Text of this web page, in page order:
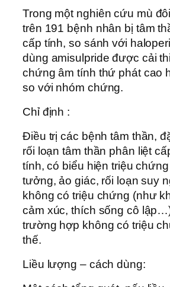
Trong một nghiên cứu mù
trên 191 bệnh nhân bị tâm
cấp tính, so sánh với
dùng amisulpride được cải
chứng âm tính thứ phát cao
so với nhóm chứng.
Chỉ định :
Ðiều trị các bệnh tâm thần,
rối loạn tâm thần phân liệt
tính, có biểu hiện triệu
tưởng, ảo giác, rối loạn suy
không có triệu chứng (như
cảm xúc, thích sống cô
trường hợp không có triệu
thế.
Liều lượng – cách dùng: